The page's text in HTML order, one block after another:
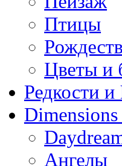
Птицы
Цветы и
Редкости
Ангелы